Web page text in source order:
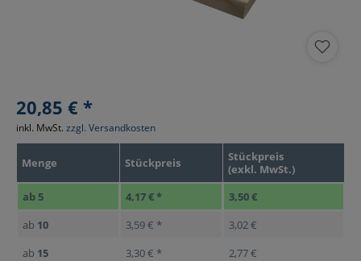
20,85 € *
Menge Stückpreis
Stückpreis
(exkl. MwSt.)
ab5 4,17 € *
3,50 €
ab 10 3,59 € *
3,02 €
ab 15 3,30 € *
2,77 €
inkl. MwSt. zzgl. Versandkosten